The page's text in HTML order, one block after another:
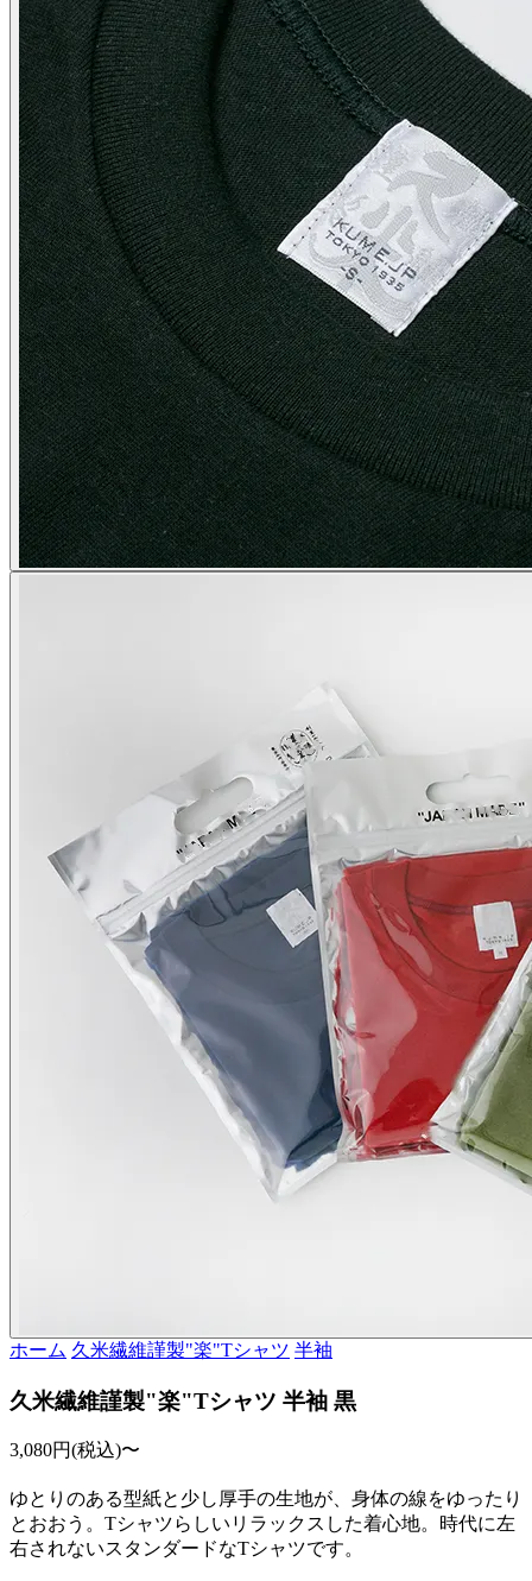
ホーム 久米繊維謹製"楽"Tシャツ 半袖
久米繊維謹製"楽"Tシャツ 半袖 黒
3,080円(税込)〜
ゆとりのある型紙と少し厚手の生地が、身体の線をゆったり
とおおう。Tシャツらしいリラックスした着心地。時代に左
右されないスタンダードなTシャツです。